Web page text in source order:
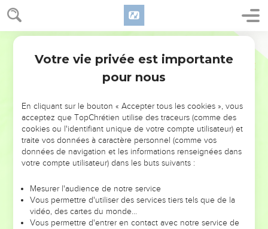
NE MANQUEZ PAS L’ÉVÉNEMENT
DE L’ANNÉE !
ET SI LEURS ERREURS POUVAIENT VOUS ÉVITER LES
VOTRES ?
leur foi ou leur vision. Mais on voit moins les doutes, les erreurs
et les saisons difficiles qu'ils ont traversés, alors même que ce
sont elles qui les ont façonnés.
Votre vie privée est importante
pour nous
En cliquant sur le bouton « Accepter tous les cookies », vous
acceptez que TopChrétien utilise des traceurs (comme des
cookies ou l'identifiant unique de votre compte utilisateur) et
traite vos données à caractère personnel (comme vos
données de navigation et les informations renseignées dans
votre compte utilisateur) dans les buts suivants :
Mesurer l'audience de notre service
Vous permettre d'utiliser des services tiers tels que de la
vidéo, des cartes du monde…
Vous permettre d'entrer en contact avec notre service de